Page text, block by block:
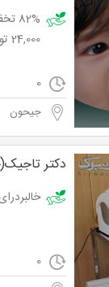
24,000 تومان
0
جیحون
دکتر
خالبردرای در
0